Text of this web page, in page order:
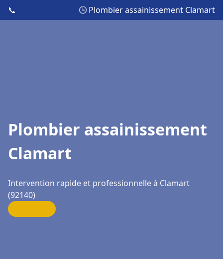
📞 🕒 Plombier assainissement Clamart
Plombier assainissement
Clamart
Intervention rapide et professionnelle à Clamart
(92140)